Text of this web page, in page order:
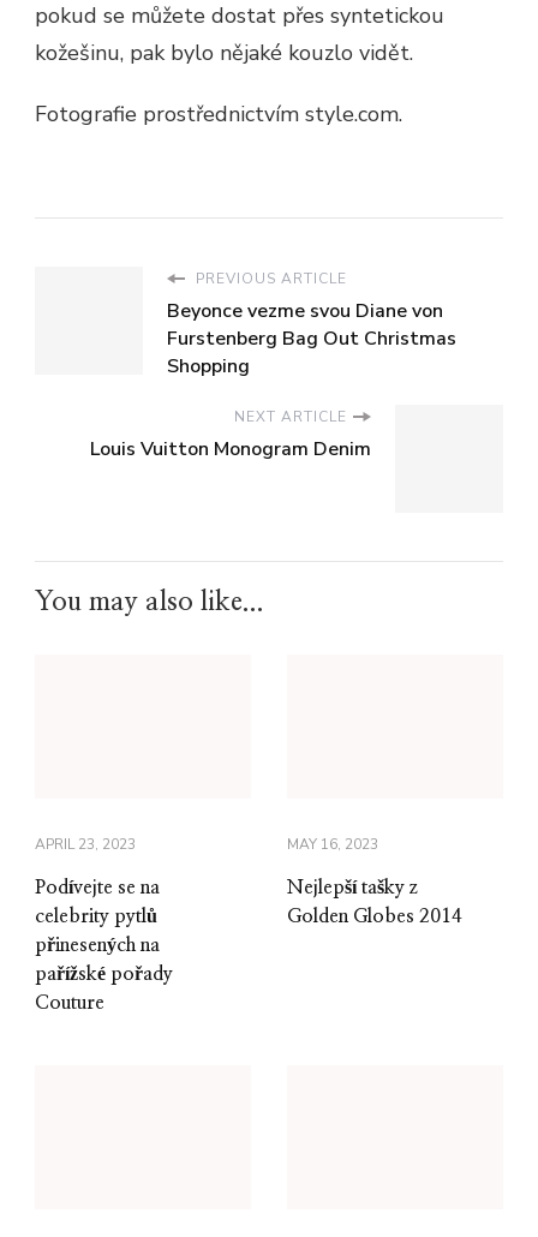
pokud se můžete dostat přes syntetickou
kožešinu, pak bylo nějaké kouzlo vidět.
Fotografie prostřednictvím style.com.
PREVIOUS ARTICLE
Beyonce vezme svou Diane von
Furstenberg Bag Out Christmas
Shopping
NEXT ARTICLE
Louis Vuitton Monogram Denim
You may also like...
APRIL 23, 2023
Podívejte se na
celebrity pytlů
přinesených na
pařížské pořady
Couture
MAY 16, 2023
Nejlepší tašky z
Golden Globes 2014